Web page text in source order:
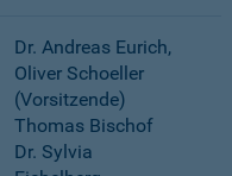
Dr. Andreas Eurich,
Oliver Schoeller
(Vorsitzende)
Thomas Bischof
Dr. Sylvia